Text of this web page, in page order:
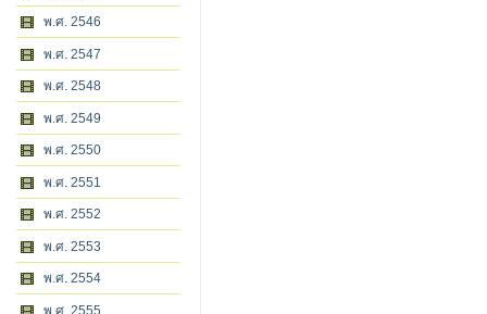
พ.ศ. 2546
พ.ศ. 2547
พ.ศ. 2548
พ.ศ. 2549
พ.ศ. 2550
พ.ศ. 2551
พ.ศ. 2552
พ.ศ. 2553
พ.ศ. 2554
พ.ศ. 2555